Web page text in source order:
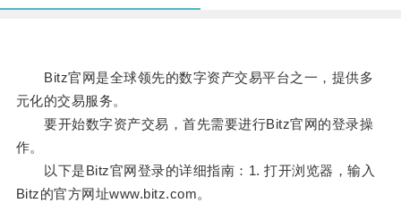
Bitz官网是全球领先的数字资产交易平台之一，提供多
元化的交易服务。
要开始数字资产交易，首先需要进行Bitz官网的登录操
作。
以下是Bitz官网登录的详细指南：1. 打开浏览器，输入
Bitz的官方网址www.bitz.com。